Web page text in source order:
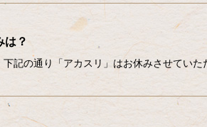
は？
下記の通り「アカスリ」はお休みさせてい